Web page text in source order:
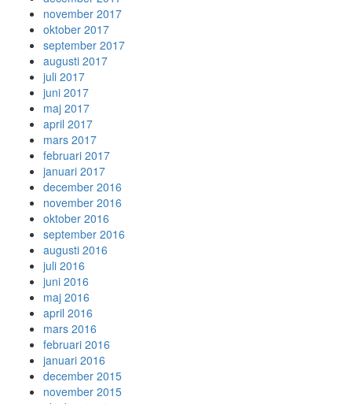
november 2017
oktober 2017
september 2017
augusti 2017
juli 2017
juni 2017
maj 2017
april 2017
mars 2017
februari 2017
januari 2017
december 2016
november 2016
oktober 2016
september 2016
augusti 2016
juli 2016
juni 2016
maj 2016
april 2016
mars 2016
februari 2016
januari 2016
december 2015
november 2015